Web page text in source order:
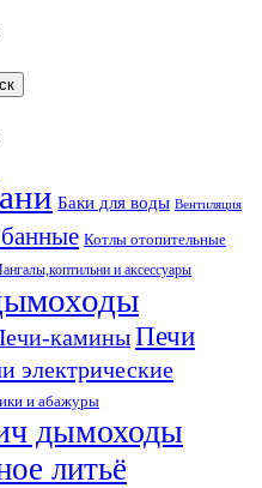
Баки для воды Вентиляция
Котлы отопительные
и аксессуары
каминыПечи
электрические
и абажуры
дымоходы
литьё